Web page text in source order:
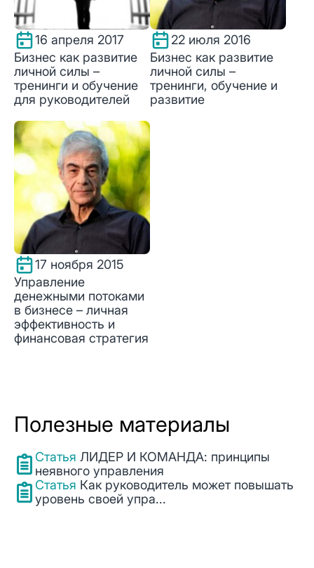
16 апреля 2017
Бизнес как развитие
личной силы –
тренинги и обучение
для руководителей
22 июля 2016
Бизнес как развитие
личной силы –
тренинги, обучение и
развитие
17 ноября 2015
Управление
денежными потоками
в бизнесе – личная
эффективность и
финансовая стратегия
Полезные материалы
Статья ЛИДЕР И КОМАНДА: принципы
неявного управления
Статья Как руководитель может повышать
уровень своей упра...